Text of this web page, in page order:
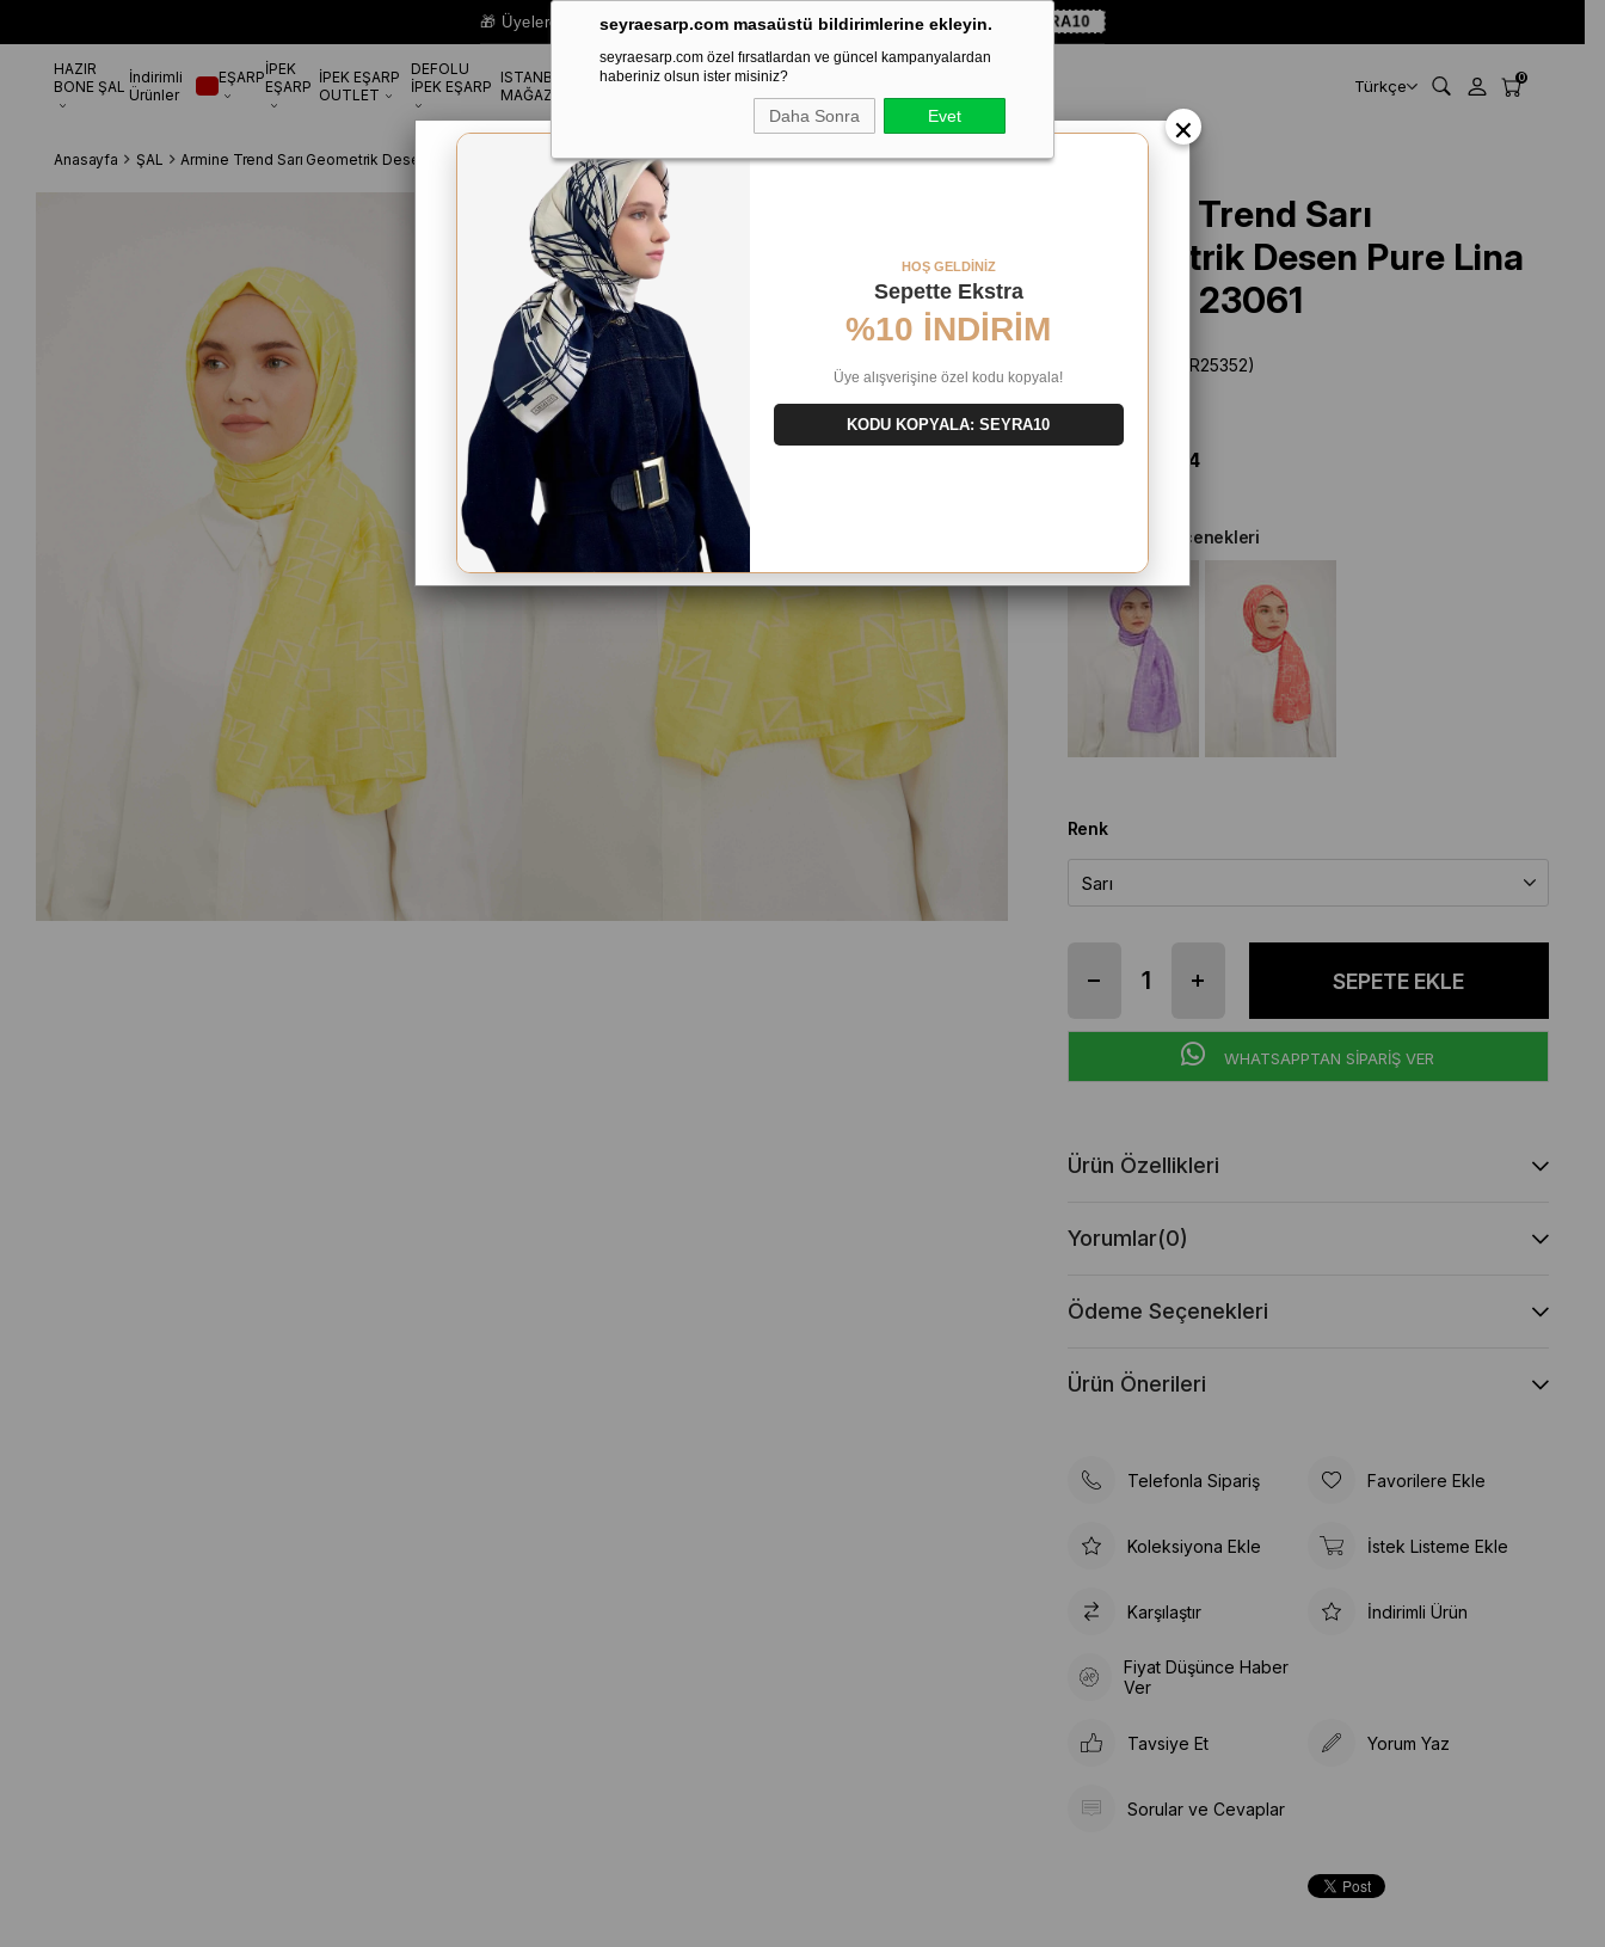
seyraesarp.com masaüstü bildirimlerine ekleyin.
seyraesarp.com özel fırsatlardan ve güncel kampanyalardan
haberiniz olsun ister misiniz?
Daha Sonra Evet
🎁 Üyelere Özel Sepette%10 EKSTRA İNDİRİM HEDİYE ÇEKİ! KOD: SEYRA10
HAZIR
BONE ŞAL İndirimli
Ürünler
EŞARPİPEK
EŞARP İPEK EŞARP
OUTLET
DEFOLU
İPEK EŞARP ISTANBUL
MAĞAZA
ŞALAKSESUAR Türkçe 0
Anasayfa ŞAL Armine Trend Sarı Geometrik Desen Pure Lina Şal 15 - 23061
Armine Trend Sarı
Geometrik Desen Pure Lina
Şal 15 - 23061
(SYR25352)
$ 6.94
Diğer Renk Seçenekleri
Renk
WHATSAPPTAN SİPARİŞ VER
Ürün Özellikleri
Yorumlar(0)
Ödeme Seçenekleri
Ürün Önerileri
Telefonla Sipariş Favorilere Ekle
Koleksiyona Ekle İstek Listeme Ekle
Karşılaştır İndirimli Ürün
Fiyat Düşünce Haber
Ver
Tavsiye Et Yorum Yaz
Sorular ve Cevaplar
×
HOŞ GELDİNİZ
Sepette Ekstra
%10 İNDİRİM
Üye alışverişine özel kodu kopyala!
KODU KOPYALA: SEYRA10